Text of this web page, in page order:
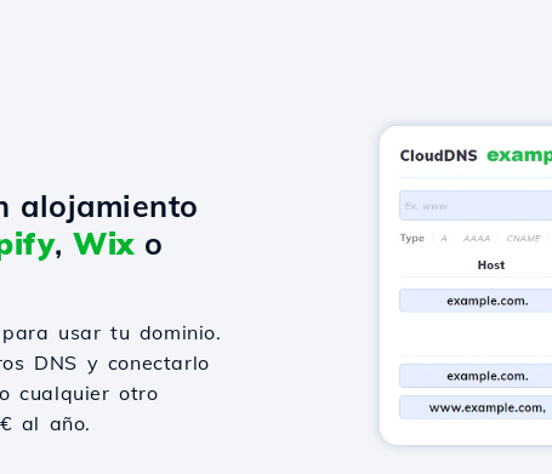
alojamiento
, Wixo
usar tu dominio.
DNS y conectarlo
cualquier otro
al año.